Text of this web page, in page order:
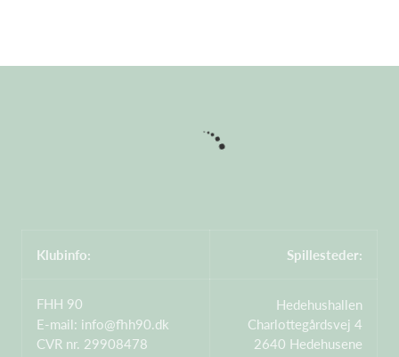
Klubinfo: Spillesteder:
FHH 90
E-mail: info@fhh90.dk
CVR nr. 29908478
Hedehushallen
Charlottegårdsvej 4
2640 Hedehusene